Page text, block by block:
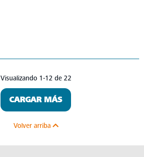
Visualizando 1-12 de 22
CARGAR MÁS
Volver arriba